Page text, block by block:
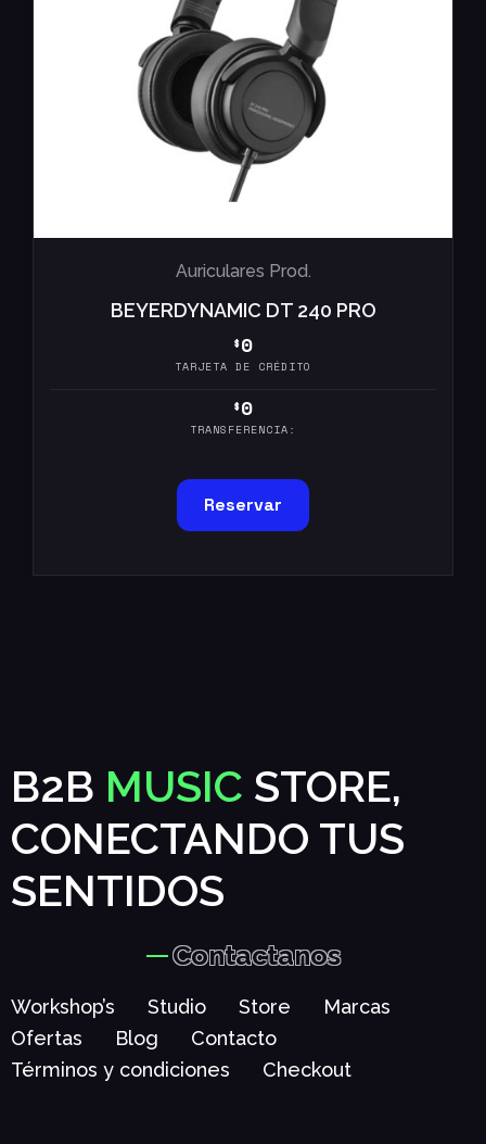
Auriculares Prod.
BEYERDYNAMIC DT 240 PRO
$0
TARJETA DE CRÉDITO
$0
TRANSFERENCIA:
Reservar
B2B MUSIC STORE,
CONECTANDO TUS
SENTIDOS
Contactanos
Workshop’s Studio Store
Marcas
Ofertas
Blog
Contacto
Términos y condiciones
Checkout